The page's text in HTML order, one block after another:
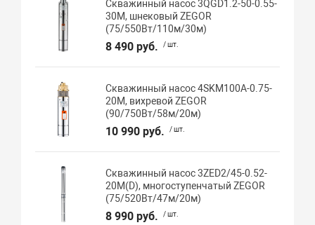
Скважинный насос 3QGD1.2-50-0.55-
30M, шнековый ZEGOR
(75/550Вт/110м/30м)
8 490 руб. / шт.
Скважинный насос 4SKM100A-0.75-
20M, вихревой ZEGOR
(90/750Вт/58м/20м)
10 990 руб. / шт.
Скважинный насос 3ZED2/45-0.52-
20M(D), многоступенчатый ZEGOR
(75/520Вт/47м/20м)
8 990 руб. / шт.